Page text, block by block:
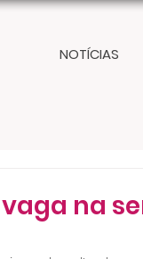
NOTÍCIAS
na